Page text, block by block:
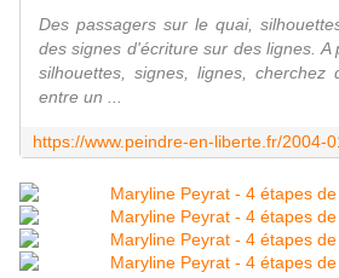
Des passagers sur le quai,
des signes d'écriture sur des lignes. A
silhouettes, signes, lignes, cherchez
entre un ...